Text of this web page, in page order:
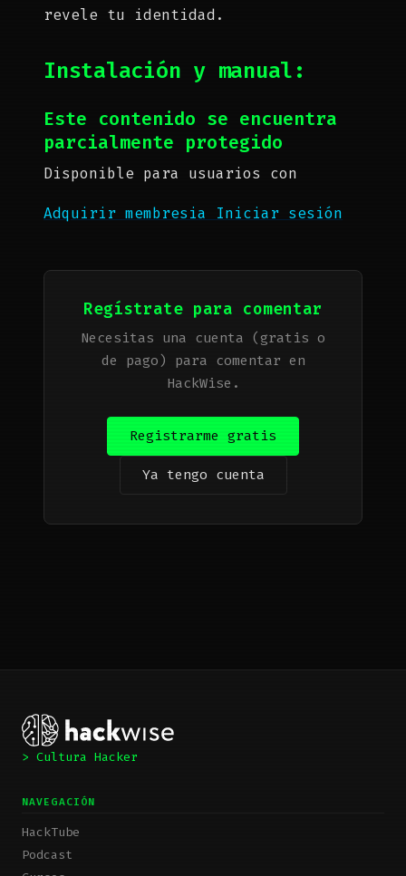
revele tu identidad.
Instalación y manual:
Este contenido se encuentra
parcialmente protegido
Disponible para usuarios con
Adquirir membresia Iniciar sesión
Regístrate para comentar
Necesitas una cuenta (gratis o
de pago) para comentar en
HackWise.
Registrarme gratis
Ya tengo cuenta
> Cultura Hacker
NAVEGACIÓN
HackTube
Podcast